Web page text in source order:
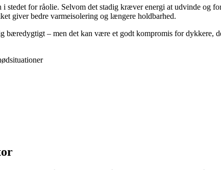
i stedet for råolie. Selvom det stadig kræver energi at udvinde og
giver bedre varmeisolering og længere holdbarhed.
– men det kan være et godt kompromis for dykkere,